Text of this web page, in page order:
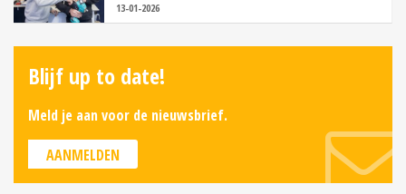
13-01-2026
Blijf up to date!
Meld je aan voor de nieuwsbrief.
AANMELDEN